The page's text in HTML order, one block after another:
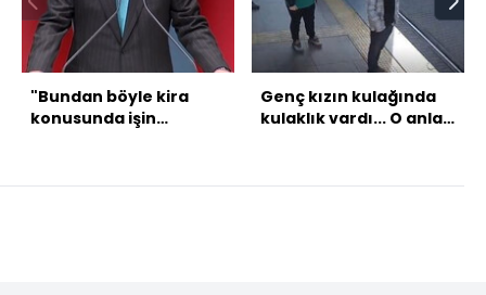
"Bundan böyle kira
konusunda işin
Genç kızın kulağında
kulaklık vardı... O anlar